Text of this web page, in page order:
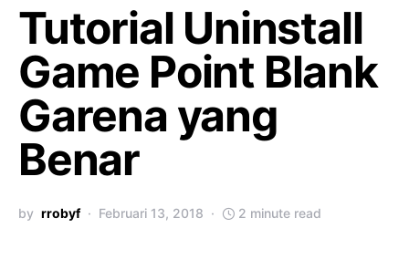
Tutorial Uninstall
Game Point Blank
Garena yang
Benar
by rrobyf Februari 13, 2018 2 minute read